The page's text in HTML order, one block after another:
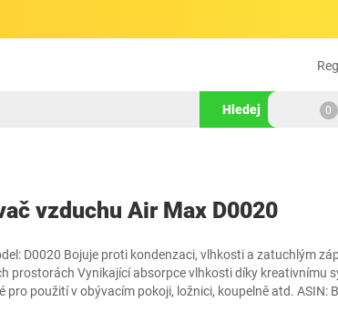
Hledej 0
vzduchu Air Max D0020
D0020 Bojuje proti kondenzaci, vlhkosti a zatuchlým
prostorách Vynikající absorpce vlhkosti díky kreativnímu
pro použití v obývacím pokoji, ložnici, koupelně atd. ASIN: